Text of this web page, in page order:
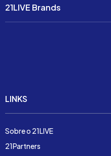
21LIVE Brands
LINKS
Sobre o 21LIVE
21Partners